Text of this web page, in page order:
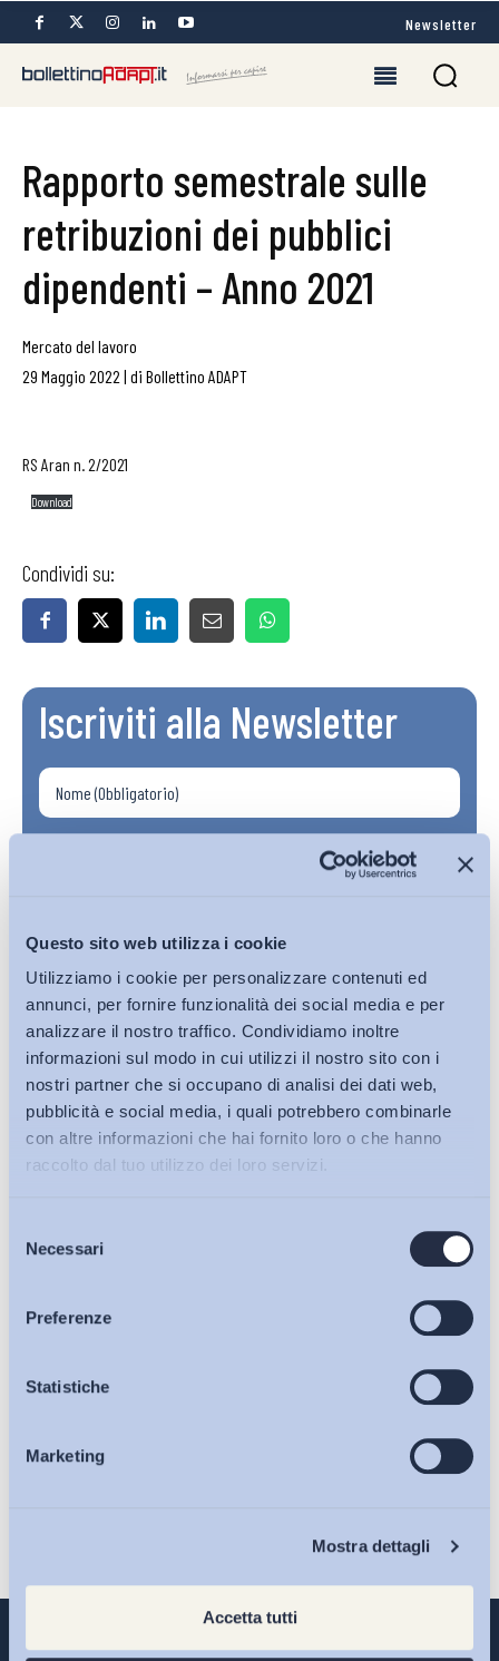
Questo sito web utilizza i cookie
Utilizziamo i cookie per personalizzare contenuti ed
annunci, per fornire funzionalità dei social media e per
analizzare il nostro traffico. Condividiamo inoltre
informazioni sul modo in cui utilizzi il nostro sito con i
nostri partner che si occupano di analisi dei dati web,
pubblicità e social media, i quali potrebbero combinarle
con altre informazioni che hai fornito loro o che hanno
raccolto dal tuo utilizzo dei loro servizi.
delNecessari
Preferenze
Statistiche
Marketing
Mostra dettagli
Accetta tutti
Bollettini ADAPT
Articoli
Osservatori
Eventi
Newsletter
Rapporto semestrale sulle
retribuzioni dei pubblici
dipendenti – Anno 2021
Mercato del lavoro
29 Maggio 2022 | di Bollettino ADAPT
RS Aran n. 2/2021
Download
Condividi su:
Iscriviti alla Newsletter
sulla pagina della
Iscriviti